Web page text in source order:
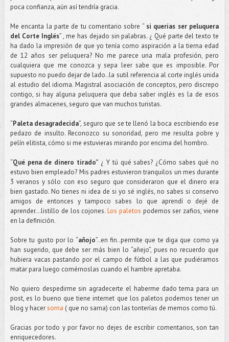
poca confianza, aún así tendría gracia.
Me encanta la parte de tu comentario sobre “ si querías ser peluquera
del Corte Inglés” , me has dejado sin palabras. ¿ Qué parte del texto te
ha dado la impresión de que yo tenía como aspiración a la tierna edad
de 12 años ser peluquera? No me parece una mala profesión, pero
cualquiera que me conozca y sepa leer sabe que es imposible. Por
supuesto no puedo dejar de lado..la sutil referencia al corte inglés unida
al estudio del idioma. Magistral asociación de conceptos, pero discrepo
contigo, si hay alguna peluquera que deba saber inglés es la de esos
grandes almacenes, seguro que van muchos turistas.
“Paleta desagradecida”, seguro que se te llenó la boca escribiendo ese
pedazo de insulto. Reconozco su sonoridad, pero me resulta pobre y
pelín elitista, cómo si me estuvieras mirando por encima del hombro.
“Qué pena de dinero tirado” ¿ Y tú qué sabes? ¿Cómo sabes qué no
estuvo bien empleado? Mis padres estuvieron tranquilos un mes durante
3 veranos y sólo con eso seguro que consideraron que el dinero era
bien gastado. No tienes ni idea de si yo sé inglés, no sabes si conservo
amigos de entonces y tampoco sabes lo que aprendí o dejé de
aprender…listillo de los cojones.Los paletos podemos ser zafios, viene
en la definición.
Sobre tu gusto por lo “añojo”..en fin..permite que te diga que como ya
han sugerido, que debe ser más bien lo “añejo”, pues no recuerdo que
hubiera vacas pastando por el campo de fútbol a las que pudiéramos
matar para luego comérnoslas cuando el hambre apretaba.
No quiero despedirme sin agradecerte el haberme dado tema para un
post, es lo bueno que tiene internet que los paletos podemos tener un
blog y hacersorna ( que no sarna) con las tonterías de memos como tú.
Gracias por todo y por favor no dejes de escribir comentarios, son tan
enriquecedores.